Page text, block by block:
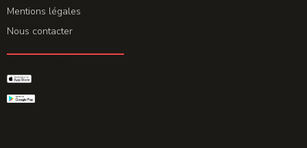
Mentions légales
Nous contacter